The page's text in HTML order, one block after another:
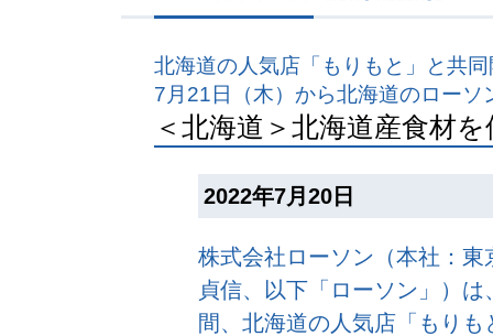
北海道の人気店「もりもと」と共
7月21日（木）から北海道のローソ
＜北海道＞北海道産食材
2022年7月20日
株式会社ローソン（本社：
貞信、以下「ローソン」）
間、北海道の人気店「もり